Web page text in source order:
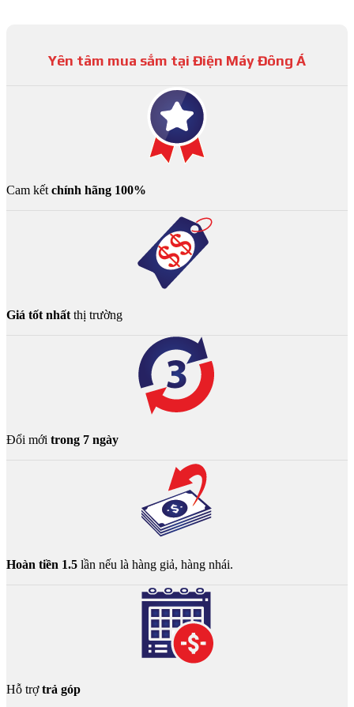
Yên tâm mua sắm tại Điện Máy Đông Á
Cam kết chính hãng 100%
Giá tốt nhất thị trường
Đổi mới trong 7 ngày
Hoàn tiền 1.5 lần nếu là hàng giả, hàng nhái.
Hỗ trợtrả góp